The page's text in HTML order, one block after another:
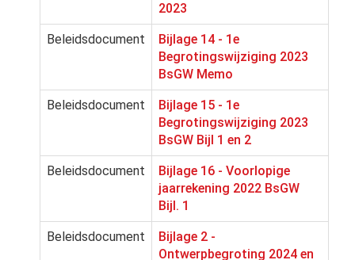
2023
Beleidsdocument
Bijlage 14 - 1e
Begrotingswijziging 2023
BsGW Memo
Beleidsdocument
Bijlage 15 - 1e
Begrotingswijziging 2023
BsGW Bijl 1 en 2
Beleidsdocument
Bijlage 16 - Voorlopige
jaarrekening 2022 BsGW
Bijl. 1
Beleidsdocument
Bijlage 2 -
Ontwerpbegroting 2024 en